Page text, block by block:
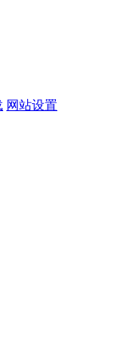
网站设置